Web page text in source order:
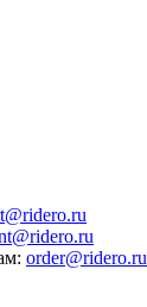
: order@ridero.ru